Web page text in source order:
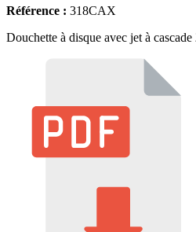
Référence : 318CAX
Douchette à disque avec jet à